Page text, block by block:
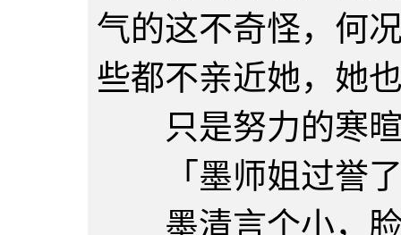
气的这不奇怪，何
些都不亲近她，她
只是努力的寒暄
「墨师姐过誉了
墨清言个小，脸